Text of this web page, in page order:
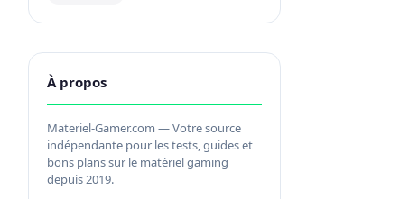
À propos
Materiel-Gamer.com — Votre source
indépendante pour les tests, guides et
bons plans sur le matériel gaming
depuis 2019.